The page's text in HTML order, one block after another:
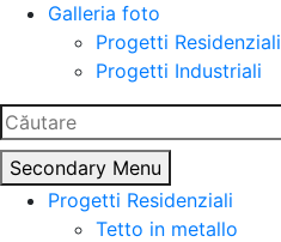
Galleria foto
Progetti Residenziali
Progetti Industriali
Ricerca
per:
Secondary Menu
Progetti Residenziali
Tetto in metallo